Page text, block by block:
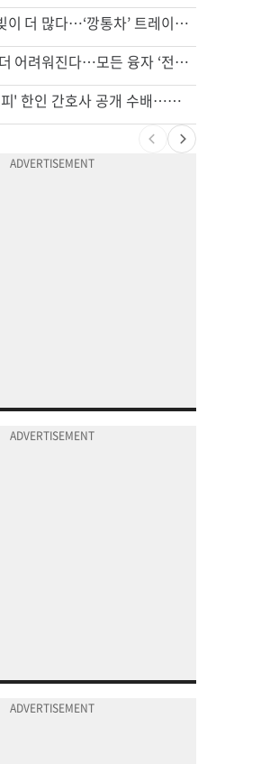
차값보다 빚이 더 많다…‘깡통차’ 트레이드인 급증
콘도 사기 더 어려워진다…모든 융자 ‘전체 심사’
'14년째 도피' 한인 간호사 공개 수배…메디케어 사기 유죄